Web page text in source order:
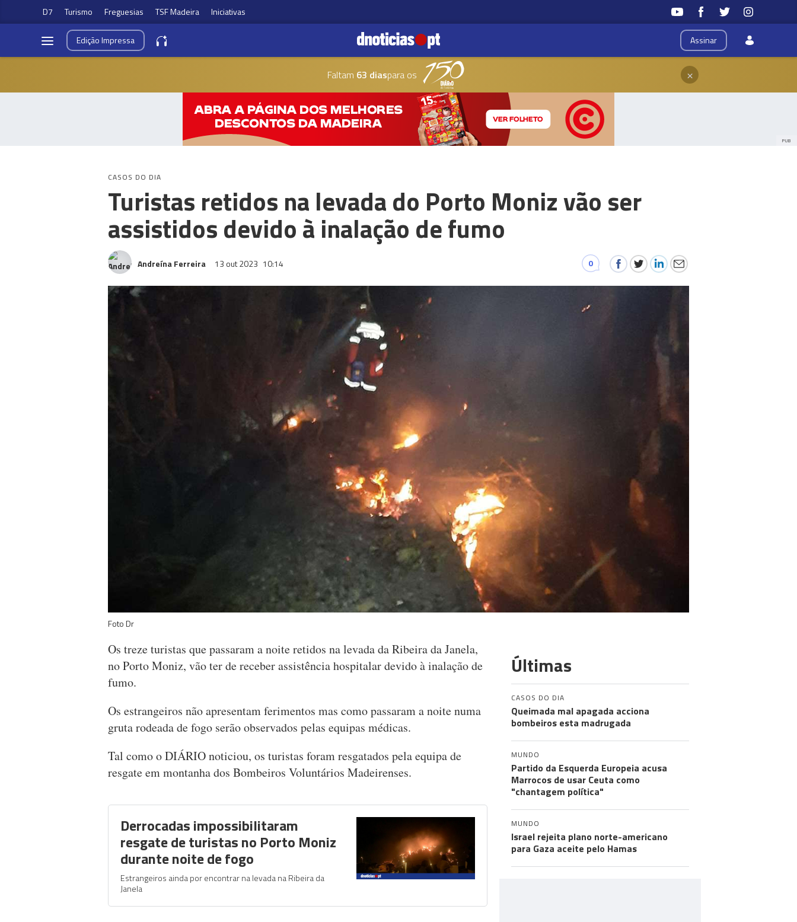
D7 Turismo Freguesias TSF Madeira Iniciativas
Assinar
EdiçãoImpressa
Faltam 63 diaspara os ×
PUB
CASOS DO DIA
Turistas retidos na levada do Porto Moniz vão ser
assistidos devido à inalação de fumo
Andreína Ferreira 13 out 2023 10:14 0
Foto Dr
Os treze turistas que passaram a noite retidos na levada da Ribeira da Janela,
no Porto Moniz, vão ter de receber assistência hospitalar devido à inalação de
fumo.
Os estrangeiros não apresentam ferimentos mas como passaram a noite numa
gruta rodeada de fogo serão observados pelas equipas médicas.
Tal como o DIÁRIO noticiou, os turistas foram resgatados pela equipa de
resgate em montanha dos Bombeiros Voluntários Madeirenses.
Derrocadas impossibilitaram
resgate de turistas no Porto Moniz
durante noite de fogo
Estrangeiros ainda por encontrar na levada na Ribeira da
Janela
Últimas
CASOS DO DIA
Queimada mal apagada acciona
bombeiros esta madrugada
MUNDO
Partido da Esquerda Europeia acusa
Marrocos de usar Ceuta como
"chantagem política"
MUNDO
Israel rejeita plano norte-americano
para Gaza aceite pelo Hamas